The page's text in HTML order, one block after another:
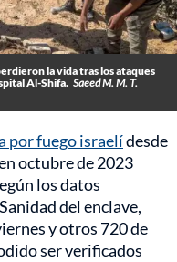
la vida tras los ataques
Al-Shifa. Saeed M. M. T.
por fuego israelídesde
octubre de 2023
los datos
del enclave,
y otros 720 de
ser verificados